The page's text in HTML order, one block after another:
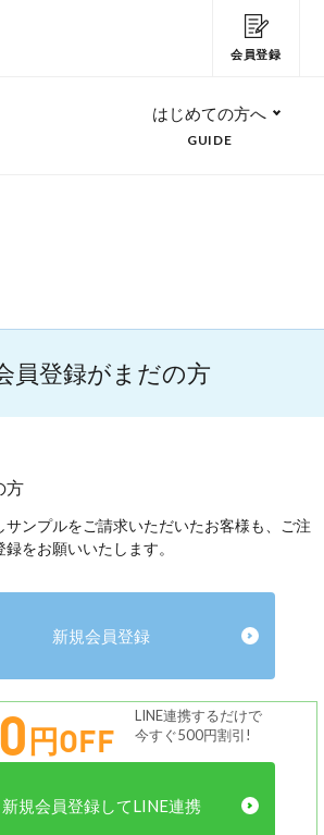
会員登録
はじめての方へ
GUIDE
員登録がまだの方
方
サンプルをご請求いただいたお客様も、ご注
をお願いいたします。
新規会員登録
円OFF
LINE連携するだけで
今すぐ500円割引!
新規会員登録してLINE連携